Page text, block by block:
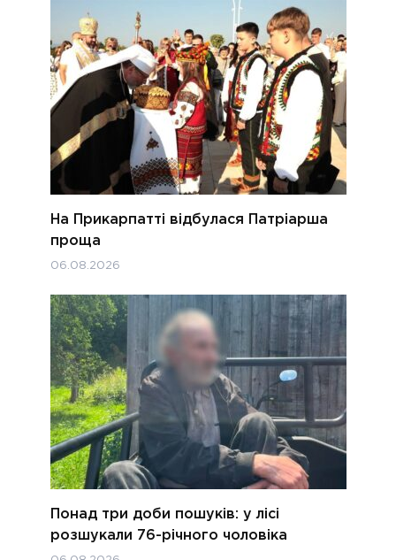
На Прикарпатті відбулася Патріарша
проща
06.08.2026
Понад три доби пошуків: у лісі
розшукали 76-річного чоловіка